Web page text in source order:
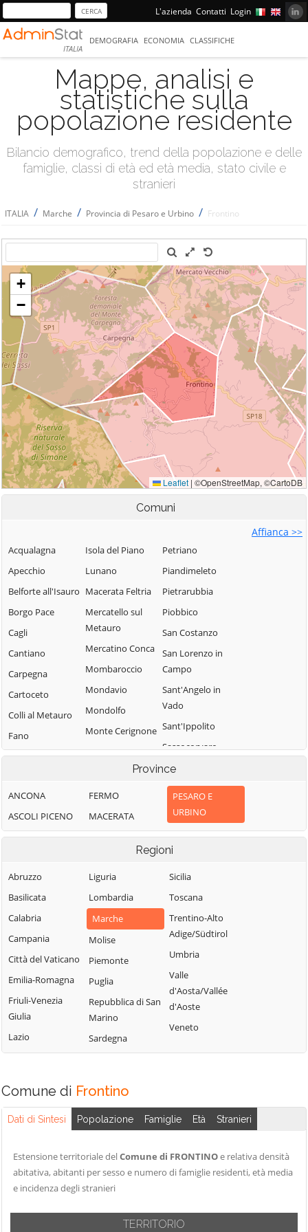
L'azienda Contatti Login
ITALIA
DEMOGRAFIA ECONOMIA CLASSIFICHE
Mappe, analisi e
statistiche sulla
popolazione residente
Bilancio demografico, trend della popolazione e delle
famiglie, classi di età ed età media, stato civile e
stranieri
ITALIA / Marche / Provincia di Pesaro e Urbino / Frontino
Comuni
Affianca >>
Acqualagna
Apecchio
Belforte all'Isauro
Borgo Pace
Cagli
Cantiano
Carpegna
Cartoceto
Colli al Metauro
Fano
Fermignano
Fratte Rosa
Frontino
Frontone
Gradara
Isola del Piano
Lunano
Macerata Feltria
Mercatello sul
Metauro
Mercatino Conca
Mombaroccio
Mondavio
Mondolfo
Monte Cerignone
Monte Grimano
Montefelcino
Peglio
Pergola
Pesaro
Petriano
Piandimeleto
Pietrarubbia
Piobbico
San Costanzo
San Lorenzo in
Campo
Sant'Angelo in
Vado
Sant'Ippolito
Sassocorvaro
Serra
Sant'Abbondio
Tavoleto
Tavullia
Urbania
Urbino
Vallefoglia
Province
ANCONA
ASCOLI PICENO
FERMO
MACERATA
PESARO E
URBINO
Regioni
Abruzzo
Basilicata
Calabria
Campania
Città del Vaticano
Emilia-Romagna
Friuli-Venezia
Giulia
Lazio
Liguria
Lombardia
Marche
Molise
Piemonte
Puglia
Repubblica di San
Marino
Sardegna
Sicilia
Toscana
Trentino-Alto
Adige/Südtirol
Umbria
Valle
d'Aosta/Vallée
d'Aoste
Veneto
Comune di Frontino
Dati di Sintesi Popolazione Famiglie Età Stranieri
Estensione territoriale delComune di FRONTINOe relativa densità
abitativa, abitanti per sesso e numero di famiglie residenti, età media
e incidenza degli stranieri
TERRITORIO